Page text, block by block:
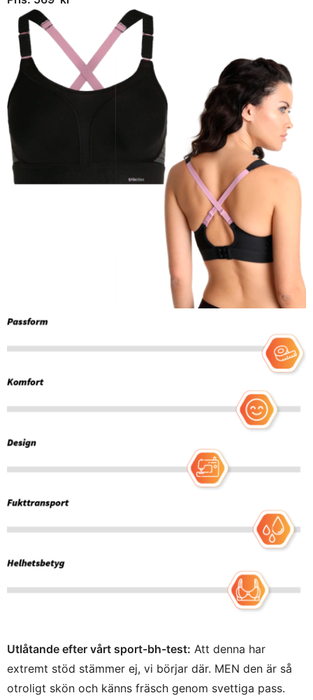
Utlåtande efter vårt sport-bh-test: Att denna har
extremt stöd stämmer ej, vi börjar där. MEN den är så
otroligt skön och känns fräsch genom svettiga pass.